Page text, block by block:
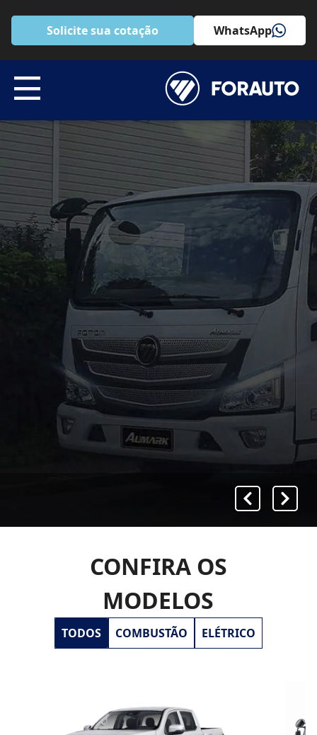
Solicite sua cotação WhatsApp
CONFIRA OS
MODELOS
TODOS COMBUSTÃO ELÉTRICO